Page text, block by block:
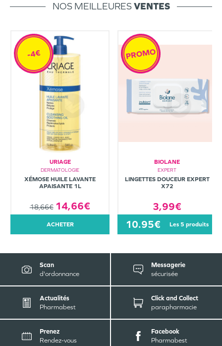
NOS MEILLEURESVENTES
URIAGE
DERMATOLOGIE
XÉMOSE HUILE LAVANTE
APAISANTE 1L
18,66€ 14,66€
-4€
ACHETER
BIOLANE
EXPERT
LINGETTES DOUCEUR EXPERT
X72
3,99€
PROMO
10.95€ les 5 produits
Scan
d'ordonnance
Messagerie
sécurisée
Actualités
Pharmabest
Click and Collect
parapharmacie
Prenez
Rendez-vous
Facebook
Pharmabest